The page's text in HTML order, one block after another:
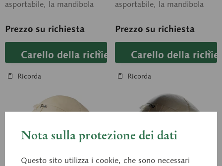
asportabile, la mandibola
Prezzo su richiesta
Carello della richiesta
Ricorda
asportabile, la mandibola
Prezzo su richiesta
Carello della
Ricorda
Nota sulla protezione dei dati
Questo sito utilizza i cookie, che sono necessari